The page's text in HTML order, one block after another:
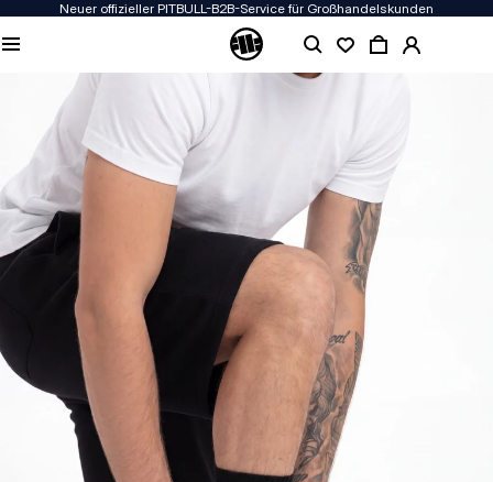
Neuer offizieller PITBULL-B2B-Service für Großhandelskunden